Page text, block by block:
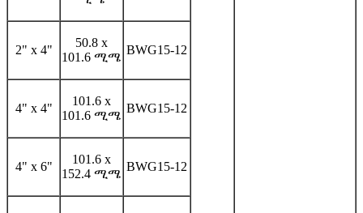
2" x 4"
50.8 x
101.6 ሚሜ
BWG15-12
4" x 4"
101.6 x
101.6 ሚሜ
BWG15-12
4" x 6"
101.6 x
152.4 ሚሜ
BWG15-12